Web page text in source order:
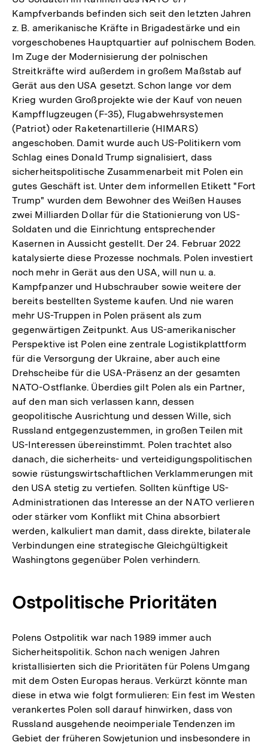
Kampfverbands befinden sich seit den letzten Jahren
z. B. amerikanische Kräfte in Brigadestärke und ein
vorgeschobenes Hauptquartier auf polnischem Boden.
Im Zuge der Modernisierung der polnischen
Streitkräfte wird außerdem in großem Maßstab auf
Gerät aus den USA gesetzt. Schon lange vor dem
Krieg wurden Großprojekte wie der Kauf von neuen
Kampfflugzeugen (F-35), Flugabwehrsystemen
(Patriot) oder Raketenartillerie (HIMARS)
angeschoben. Damit wurde auch US-Politikern vom
Schlag eines Donald Trump signalisiert, dass
sicherheitspolitische Zusammenarbeit mit Polen ein
gutes Geschäft ist. Unter dem informellen Etikett "Fort
Trump" wurden dem Bewohner des Weißen Hauses
zwei Milliarden Dollar für die Stationierung von US-
Soldaten und die Einrichtung entsprechender
Kasernen in Aussicht gestellt. Der 24. Februar 2022
katalysierte diese Prozesse nochmals. Polen investiert
noch mehr in Gerät aus den USA, will nun u. a.
Kampfpanzer und Hubschrauber sowie weitere der
bereits bestellten Systeme kaufen. Und nie waren
mehr US-Truppen in Polen präsent als zum
gegenwärtigen Zeitpunkt. Aus US-amerikanischer
Perspektive ist Polen eine zentrale Logistikplattform
für die Versorgung der Ukraine, aber auch eine
Drehscheibe für die USA-Präsenz an der gesamten
NATO-Ostflanke. Überdies gilt Polen als ein Partner,
auf den man sich verlassen kann, dessen
geopolitische Ausrichtung und dessen Wille, sich
Russland entgegenzustemmen, in großen Teilen mit
US-Interessen übereinstimmt. Polen trachtet also
danach, die sicherheits- und verteidigungspolitischen
sowie rüstungswirtschaftlichen Verklammerungen mit
den USA stetig zu vertiefen. Sollten künftige US-
Administrationen das Interesse an der NATO verlieren
oder stärker vom Konflikt mit China absorbiert
werden, kalkuliert man damit, dass direkte, bilaterale
Verbindungen eine strategische Gleichgültigkeit
Washingtons gegenüber Polen verhindern.
Ostpolitische Prioritäten
Polens Ostpolitik war nach 1989 immer auch
Sicherheitspolitik. Schon nach wenigen Jahren
kristallisierten sich die Prioritäten für Polens Umgang
mit dem Osten Europas heraus. Verkürzt könnte man
diese in etwa wie folgt formulieren: Ein fest im Westen
verankertes Polen soll darauf hinwirken, dass von
Russland ausgehende neoimperiale Tendenzen im
Gebiet der früheren Sowjetunion und insbesondere in